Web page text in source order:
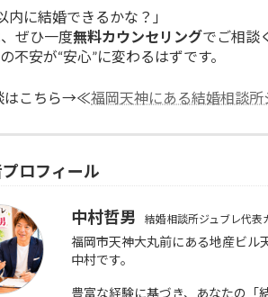
内に結婚できるかな？」
ぜひ一度無料カウンセリングでご相談
不安が“安心”に変わるはずです。
はこちら→≪福岡天神にある結婚相談所
ロフィール
中村哲男 結婚相談所ジュブレ代表
福岡市天神大丸前にある地産ビル
中村です。
豊富な経験に基づき、あなたの「